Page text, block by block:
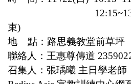
12:15~13:00 (
束)
地 點：路思義教堂前草坪
聯絡人：王惠尊傳道
召集人：張瑀曦 主日學老師